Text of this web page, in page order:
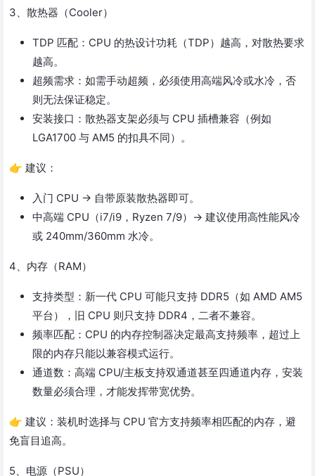
3、散热器（Cooler）
TDP 匹配：CPU 的热设计功耗（TDP）越高，对散热要求
越高。
超频需求：如需手动超频，必须使用高端风冷或水冷，否
则无法保证稳定。
安装接口：散热器支架必须与 CPU 插槽兼容（例如
LGA1700 与 AM5 的扣具不同）。
👉 建议：
入门 CPU → 自带原装散热器即可。
中高端 CPU（i7/i9，Ryzen 7/9）→ 建议使用高性能风冷
或 240mm/360mm 水冷。
4、内存（RAM）
支持类型：新一代 CPU 可能只支持 DDR5（如 AMD AM5
平台），旧 CPU 则只支持 DDR4，二者不兼容。
频率匹配：CPU 的内存控制器决定最高支持频率，超过上
限的内存只能以兼容模式运行。
通道数：高端 CPU/主板支持双通道甚至四通道内存，安装
数量必须合理，才能发挥带宽优势。
👉 建议：装机时选择与 CPU 官方支持频率相匹配的内存，避
免盲目追高。
5、电源（PSU）